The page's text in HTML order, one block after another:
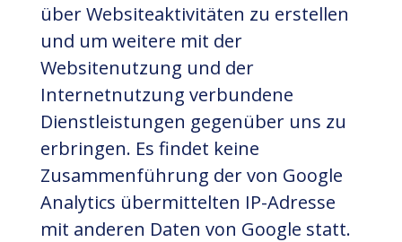
über Websiteaktivitäten zu erstellen
und um weitere mit der
Websitenutzung und der
Internetnutzung verbundene
Dienstleistungen gegenüber uns zu
erbringen. Es findet keine
Zusammenführung der von Google
Analytics übermittelten IP-Adresse
mit anderen Daten von Google statt.